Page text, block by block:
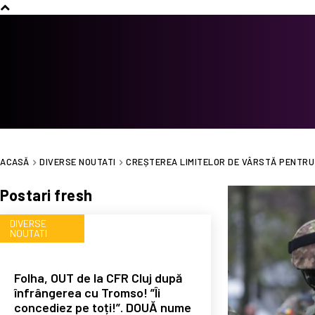
ACASĂ DIVERSE NOUTATI CREȘTEREA LIMITELOR DE VÂRSTĂ
Postari fresh
DIVERSE
NOUTATI
Folha, OUT de la CFR Cluj după
înfrângerea cu Tromso! ”Îi
concediez pe toți!”. DOUĂ nume